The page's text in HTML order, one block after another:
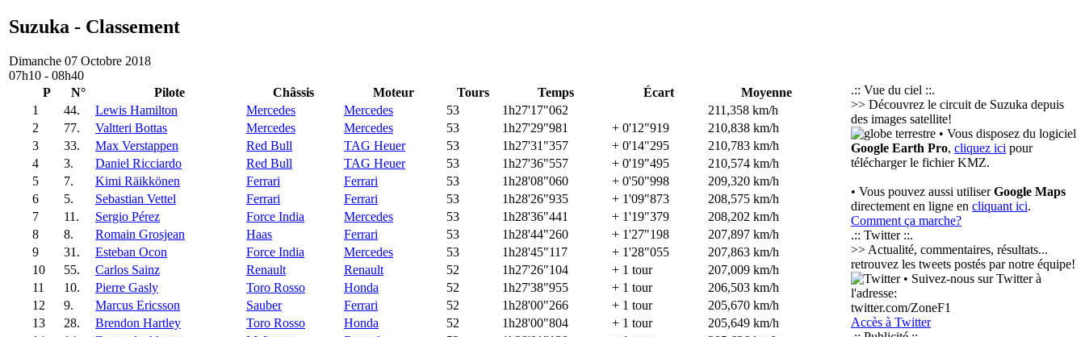
Suzuka - Classement
Dimanche 07 Octobre 2018
07h10 - 08h40
P
N° Pilote Châssis Moteur Tours Temps Écart
Moyenne
1
44. Lewis Hamilton Mercedes Mercedes 53 1h27'17"062
211,358 km/h
2
77. Valtteri Bottas Mercedes Mercedes 53 1h27'29"981 + 0'12"919
210,838 km/h
3
33. Max Verstappen Red Bull TAG Heuer 53 1h27'31"357 + 0'14"295
210,783 km/h
4
3. Daniel Ricciardo Red Bull TAG Heuer 53 1h27'36"557 + 0'19"495
210,574 km/h
5
7. Kimi Räikkönen Ferrari Ferrari 53 1h28'08"060 + 0'50"998
209,320 km/h
6
5. Sebastian Vettel Ferrari Ferrari 53 1h28'26"935 + 1'09"873
208,575 km/h
7
11. Sergio Pérez Force India Mercedes 53 1h28'36"441 + 1'19"379
208,202 km/h
8
8. Romain Grosjean Haas Ferrari 53 1h28'44"260 + 1'27"198
207,897 km/h
9
31. Esteban Ocon Force India Mercedes 53 1h28'45"117 + 1'28"055
207,863 km/h
10
55. Carlos Sainz Renault Renault 52 1h27'26"104 + 1 tour
207,009 km/h
11
10. Pierre Gasly Toro Rosso Honda 52 1h27'38"955 + 1 tour
206,503 km/h
12
9. Marcus Ericsson Sauber Ferrari 52 1h28'00"266 + 1 tour
205,670 km/h
13
28. Brendon Hartley Toro Rosso Honda 52 1h28'00"804 + 1 tour
205,649 km/h
.:: Vue du ciel ::.
>> Découvrez le circuit de Suzuka depuis
des images satellite!
• Vous disposez du logiciel
Google Earth Pro, cliquez ici pour
télécharger le fichier KMZ.
• Vous pouvez aussi utiliserGoogle Maps
directement en ligne en cliquant ici.
Comment ça marche?
.:: Twitter ::.
>> Actualité, commentaires, résultats...
retrouvez les tweets postés par notre équipe!
• Suivez-nous sur Twitter à
l'adresse:
twitter.com/ZoneF1
Accès à Twitter